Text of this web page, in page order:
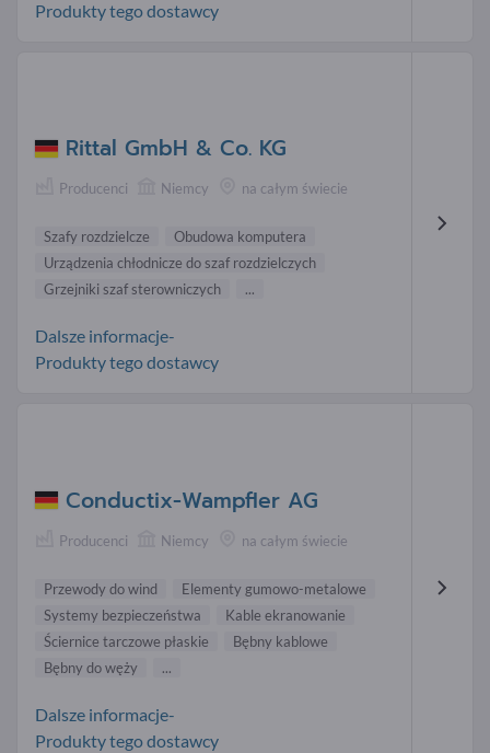
Produkty tego dostawcy
Rittal GmbH & Co. KG
Producenci Niemcy na całym świecie
Szafy rozdzielcze
Obudowa komputera
Urządzenia chłodnicze do szaf rozdzielczych
Grzejniki szaf sterowniczych
...
Dalsze informacje-
Produkty tego dostawcy
Conductix-Wampfler AG
Producenci Niemcy na całym świecie
Przewody do wind
Elementy gumowo-metalowe
Systemy bezpieczeństwa
Kable ekranowanie
Ściernice tarczowe płaskie
Bębny kablowe
Bębny do węży
...
Dalsze informacje-
Produkty tego dostawcy